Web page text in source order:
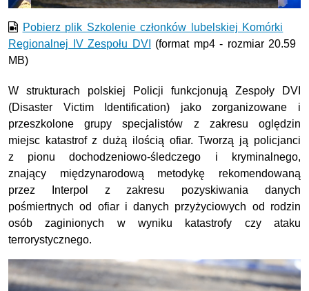
Pobierz plik Szkolenie członków lubelskiej Komórki
Regionalnej IV Zespołu DVI
(format mp4 - rozmiar 20.59
MB)
W strukturach polskiej Policji funkcjonują Zespoły DVI
(Disaster Victim Identification) jako zorganizowane i
przeszkolone grupy specjalistów z zakresu oględzin
miejsc katastrof z dużą ilością ofiar. Tworzą ją policjanci
z pionu dochodzeniowo-śledczego i kryminalnego,
znający międzynarodową metodykę rekomendowaną
przez Interpol z zakresu pozyskiwania danych
pośmiertnych od ofiar i danych przyżyciowych od rodzin
osób zaginionych w wyniku katastrofy czy ataku
terrorystycznego.